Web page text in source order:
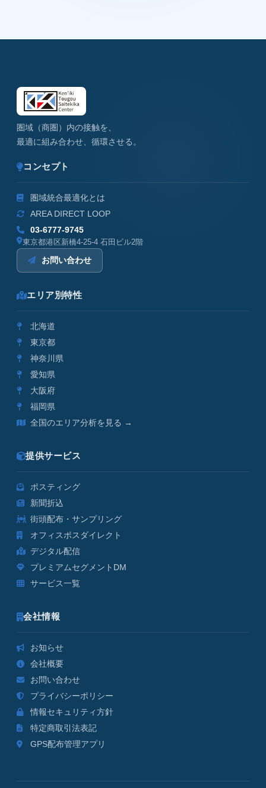
圏域（商圏）内の接触を、
最適に組み合わせ、循環させる。
コンセプト
圏域統合最適化とは
AREA DIRECT LOOP
03-6777-9745
東京都港区新橋4-25-4 石田ビル2階
お問い合わせ
エリア別特性
北海道
東京都
神奈川県
愛知県
大阪府
福岡県
全国のエリア分析を見る →
提供サービス
ポスティング
新聞折込
街頭配布・サンプリング
オフィスポスダイレクト
デジタル配信
プレミアムセグメントDM
サービス一覧
会社情報
お知らせ
会社概要
お問い合わせ
プライバシーポリシー
情報セキュリティ方針
特定商取引法表記
GPS配布管理アプリ